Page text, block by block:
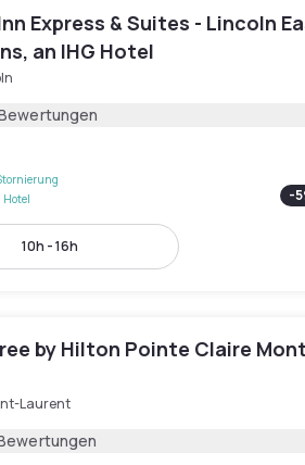
Express & Suites - Lincoln
an IHG Hotel
-
10h - 16h
by Hilton Pointe Claire
Laurent